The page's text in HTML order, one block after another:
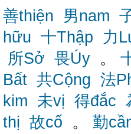
善thiện 男nam
hữu 十Thập 力
所Sở 畏Úy 。
Bất 共Cộng 法
kim 未vị 得đắc
thị 故cố 。 勤